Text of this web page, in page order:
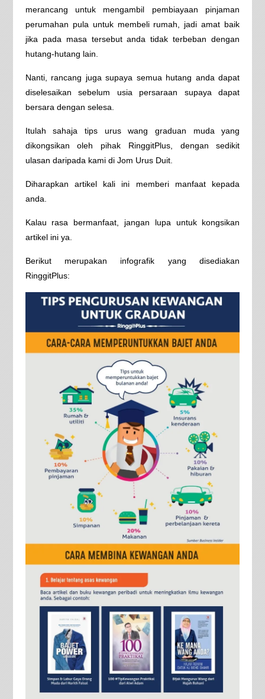
merancang untuk mengambil pembiayaan pinjaman
perumahan pula untuk membeli rumah, jadi amat baik
jika pada masa tersebut anda tidak terbeban dengan
hutang-hutang lain.
Nanti, rancang juga supaya semua hutang anda dapat
diselesaikan sebelum usia persaraan supaya dapat
bersara dengan selesa.
Itulah sahaja tips urus wang graduan muda yang
dikongsikan oleh pihak RinggitPlus, dengan sedikit
ulasan daripada kami di Jom Urus Duit.
Diharapkan artikel kali ini memberi manfaat kepada
anda.
Kalau rasa bermanfaat, jangan lupa untuk kongsikan
artikel ini ya.
Berikut merupakan infografik yang disediakan
RinggitPlus: